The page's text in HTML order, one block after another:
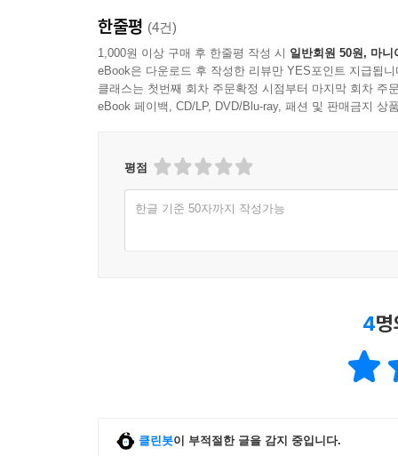
한줄평 (4건)
1,000원 이상 구매 후 한줄평 작성 시 일반회원 50원, 마니
eBook은 다운로드 후 작성한 리뷰만 YES포인트 지급됩니
클래스는 첫번째 회차 주문확정 시점부터 마지막 회차 주
eBook 페이백, CD/LP, DVD/Blu-ray, 패션 및 판매금지 상
평점
한글 기준 50자까지 작성가능
4
클린봇이 부적절한 글을 감지 중입니다.